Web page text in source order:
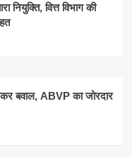
नियुक्ति, वित्त विभाग की
बवाल, ABVP का जोरदार